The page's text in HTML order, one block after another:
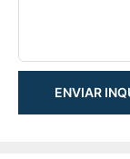
ENVIAR